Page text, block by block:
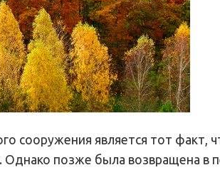
сооружения является тот факт,
Однако позже была возвращена в